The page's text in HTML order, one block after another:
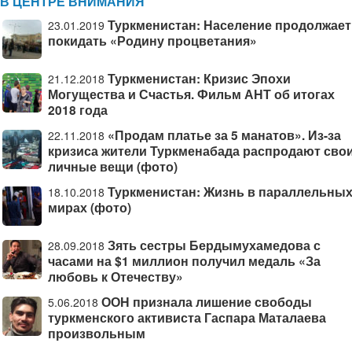
23.01.2019 Туркменистан: Население продолжает
покидать «Родину процветания»
21.12.2018 Туркменистан: Кризис Эпохи
Могущества и Счастья. Фильм АНТ об итогах
2018 года
22.11.2018 «Продам платье за 5 манатов». Из-за
кризиса жители Туркменабада распродают
личные вещи (фото)
18.10.2018 Туркменистан: Жизнь в параллельных
мирах (фото)
28.09.2018 Зять сестры Бердымухамедова с
часами на $1 миллион получил медаль «За
любовь к Отечеству»
5.06.2018 ООН признала лишение свободы
туркменского активиста Гаспара Маталаева
произвольным